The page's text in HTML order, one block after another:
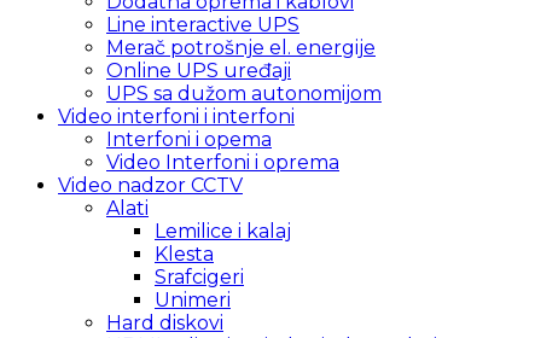
Line interactive UPS
Merač potrošnje el. energije
Online UPS uređaji
UPS sa dužom autonomijom
Video interfoni i interfoni
Interfoni i opema
Video Interfoni i oprema
Video nadzor CCTV
Alati
Lemilice i kalaj
Klesta
Srafcigeri
Unimeri
Hard diskovi